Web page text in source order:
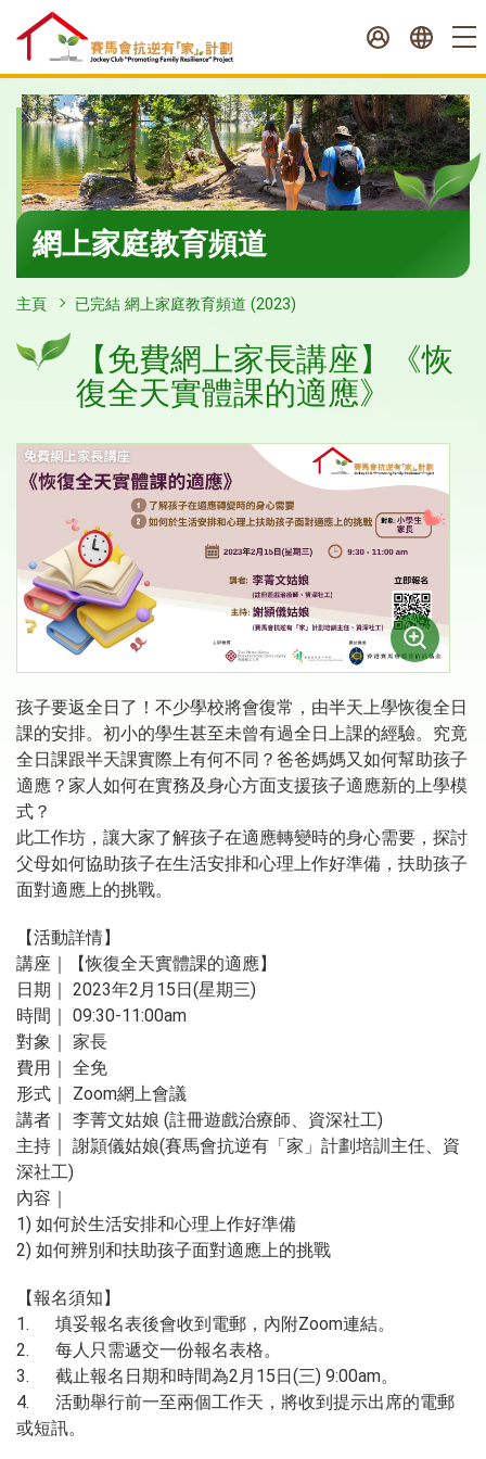
至
容
開
網上家庭教育頻道
主頁 已完結 網上家庭教育頻道 (2023)
【免費網上家長講座】《恢
復全天實體課的適應》
孩子要返全日了！不少學校將會復常，由半天上學恢復全日
課的安排。初小的學生甚至未曾有過全日上課的經驗。究竟
全日課跟半天課實際上有何不同？爸爸媽媽又如何幫助孩子
適應？家人如何在實務及身心方面支援孩子適應新的上學模
式？
此工作坊，讓大家了解孩子在適應轉變時的身心需要，探討
父母如何協助孩子在生活安排和心理上作好準備，扶助孩子
面對適應上的挑戰。
【活動詳情】
講座｜【恢復全天實體課的適應】
日期｜ 2023年2月15日(星期三)
時間｜ 09:30-11:00am
對象｜ 家長
費用｜ 全免
形式｜ Zoom網上會議
講者｜ 李菁文姑娘 (註冊遊戲治療師、資深社工)
主持｜ 謝頴儀姑娘(賽馬會抗逆有「家」計劃培訓主任、資
深社工)
內容｜
1) 如何於生活安排和心理上作好準備
2) 如何辨別和扶助孩子面對適應上的挑戰
【報名須知】
1. 填妥報名表後會收到電郵，內附Zoom連結。
2. 每人只需遞交一份報名表格。
3. 截止報名日期和時間為2月15日(三) 9:00am。
4. 活動舉行前一至兩個工作天，將收到提示出席的電郵
或短訊。